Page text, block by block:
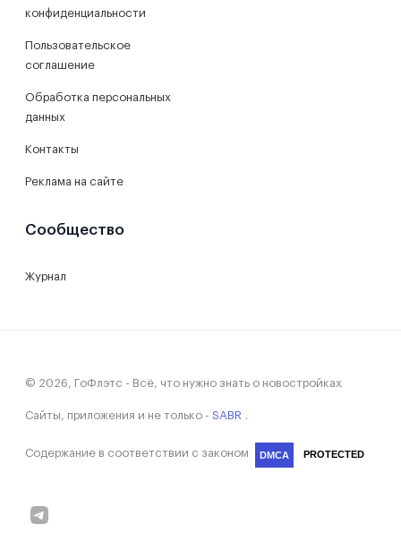
конфиденциальности
Пользовательское
соглашение
Обработка персональных
данных
Контакты
Реклама на сайте
Сообщество
Журнал
© 2026, ГоФлэтс - Всё, что нужно знать о новостройках
Сайты, приложения и не только - SABR
Содержание в соответствии с законом DMCA PROTECTED